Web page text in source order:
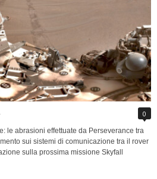
0
le abrasioni effettuate da Perseverance tra
sui sistemi di comunicazione tra il rover
sulla prossima missione Skyfall